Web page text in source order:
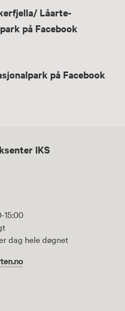
Låarte-
på Facebook
på Facebook
IKS
15:00
dag hele døgnet